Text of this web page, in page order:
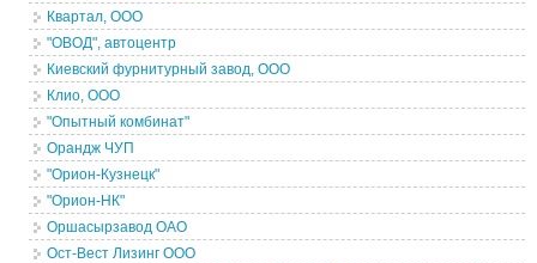
Квартал, ООО
"ОВОД", автоцентр
Киевский фурнитурный завод, ООО
Клио, ООО
"Опытный комбинат"
Орандж ЧУП
"Орион-Кузнецк"
"Орион-НК"
Оршасырзавод ОАО
Ост-Вест Лизинг ООО